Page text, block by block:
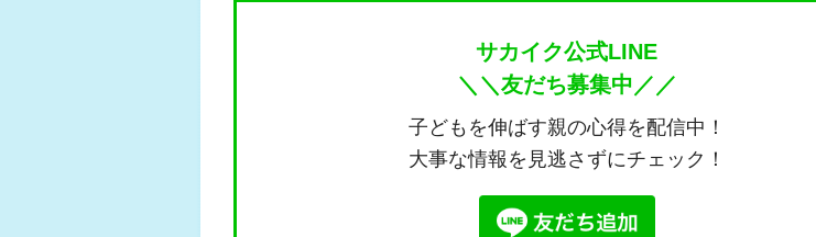
サカイク公式LINE
＼＼友だち募集中／／
子どもを伸ばす親の心得を配信中！
大事な情報を見逃さずにチェック！